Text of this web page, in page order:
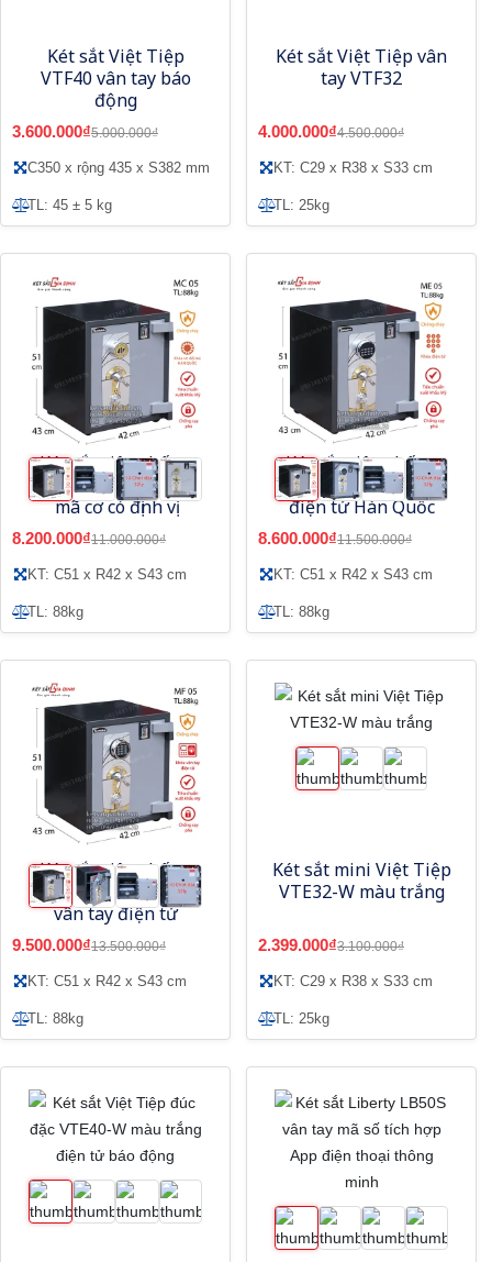
Két sắt Việt Tiệp
VTF40 vân tay báo
động
3.600.000₫5.000.000₫
C350 x rộng 435 x S382 mm
TL: 45 ± 5 kg
Két sắt Việt Tiệp vân
tay VTF32
4.000.000₫4.500.000₫
KT: C29 x R38 x S33 cm
TL: 25kg
Két sắt siêu chống
trộm Samurai MC05
mã cơ có định vị
8.200.000₫11.000.000₫
KT: C51 x R42 x S43 cm
TL: 88kg
Két sắt siêu chống
trộm Samurai ME05
điện tử Hàn Quốc
8.600.000₫11.500.000₫
KT: C51 x R42 x S43 cm
TL: 88kg
Két sắt siêu chống
trộm Samurai MF05
vân tay điện tử
9.500.000₫13.500.000₫
KT: C51 x R42 x S43 cm
TL: 88kg
Két sắt mini Việt Tiệp
VTE32-W màu trắng
2.399.000₫3.100.000₫
KT: C29 x R38 x S33 cm
TL: 25kg